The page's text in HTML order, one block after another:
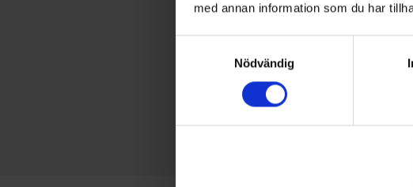
med annan information som du har
Nödvändig